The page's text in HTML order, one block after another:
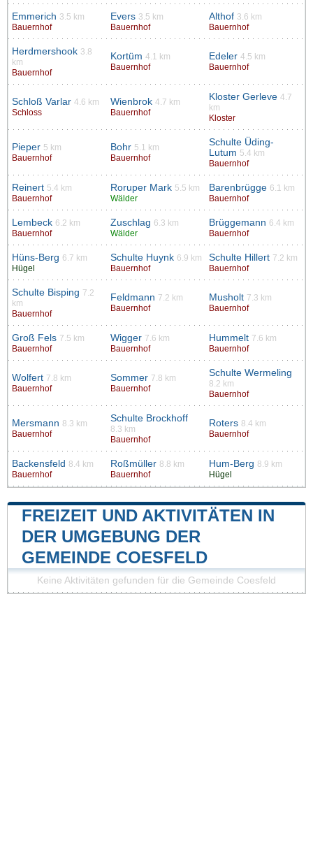
Emmerich 3.5 km
Bauernhof
Evers 3.5 km
Bauernhof
Althof 3.6 km
Bauernhof
Herdmershook 3.8
km
Bauernhof
Kortüm 4.1 km
Bauernhof
Edeler 4.5 km
Bauernhof
Schloß Varlar 4.6 km
Schloss
Wienbrok 4.7 km
Bauernhof
Kloster Gerleve 4.7
km
Kloster
Pieper 5 km
Bauernhof
Bohr 5.1 km
Bauernhof
Schulte Üding-
Lutum 5.4 km
Bauernhof
Reinert 5.4 km
Bauernhof
Roruper Mark 5.5 km
Wälder
Barenbrügge 6.1 km
Bauernhof
Lembeck 6.2 km
Bauernhof
Zuschlag 6.3 km
Wälder
Brüggemann 6.4 km
Bauernhof
Hüns-Berg 6.7 km
Hügel
Schulte Huynk 6.9 km
Bauernhof
Schulte Hillert 7.2 km
Bauernhof
Schulte Bisping 7.2
km
Bauernhof
Feldmann 7.2 km
Bauernhof
Musholt 7.3 km
Bauernhof
Groß Fels 7.5 km
Bauernhof
Wigger 7.6 km
Bauernhof
Hummelt 7.6 km
Bauernhof
Wolfert 7.8 km
Bauernhof
Sommer 7.8 km
Bauernhof
Schulte Wermeling
8.2 km
Bauernhof
Mersmann 8.3 km
Bauernhof
Schulte Brockhoff
8.3 km
Bauernhof
Roters 8.4 km
Bauernhof
Backensfeld 8.4 km
Bauernhof
Roßmüller 8.8 km
Bauernhof
Hum-Berg 8.9 km
Hügel
FREIZEIT UND AKTIVITÄTEN IN
DER UMGEBUNG DER
GEMEINDE COESFELD
Keine Aktivitäten gefunden für die Gemeinde Coesfeld